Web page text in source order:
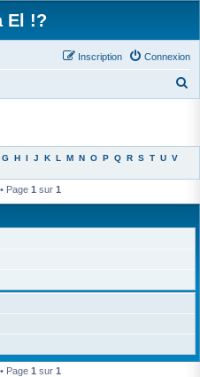
El !?
Connexion
Inscription
h
h
G H I J K L M N O P Q R S T U V
Page 1 sur 1
Page 1 sur 1